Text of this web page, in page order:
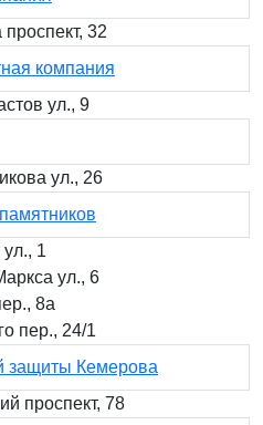
32
компания
ул., 9
ул., 26
1
ул., 6
8а
пер., 24/1
защиты Кемерова
проспект, 78